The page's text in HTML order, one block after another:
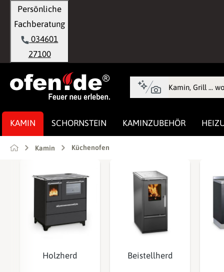
Zur Hauptnavigation springen
Persönliche
Fachberatung
034601
27100
KAMIN SCHORNSTEIN KAMINZUBEHÖR
Kamin Küchenofen
Holzherd Beistellherd